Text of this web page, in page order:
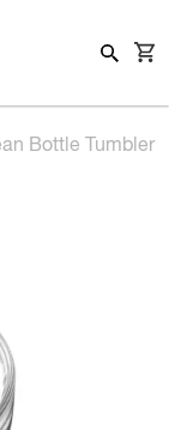
Bottle Tumbler